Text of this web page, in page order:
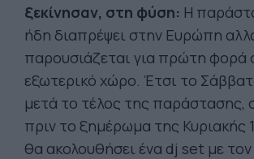
ξεκίνησαν, στη φύση: Η
ήδη διαπρέψει στην Ευρώπη
παρουσιάζεται για πρώτη φορά
εξωτερικό χώρο. Έτσι το
μετά το τέλος της παράστασης,
πριν το ξημέρωμα της Κυριακής
θα ακολουθήσει ένα dj set με